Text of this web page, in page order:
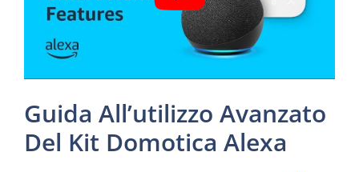
Guida All’utilizzo Avanzato
Del Kit Domotica Alexa